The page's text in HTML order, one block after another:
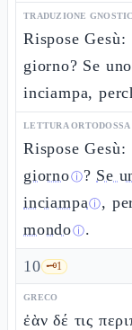
TRADUZIONE
Rispose
giorno? Se
inciampa,
LETTURA ORTODOSSA
Rispose Gesù:
giornoⓘ? Se
inciampaⓘ,
mondoⓘ.
10 🗝️1
GRECO
ἐὰν δέ τις